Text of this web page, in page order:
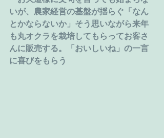
いが、農家経営の基盤が揺らぐ「なん
とかならないか」そう思いながら来年
も丸オクラを栽培してもらってお客さ
んに販売する。「おいしいね」の一言
に喜びをもらう